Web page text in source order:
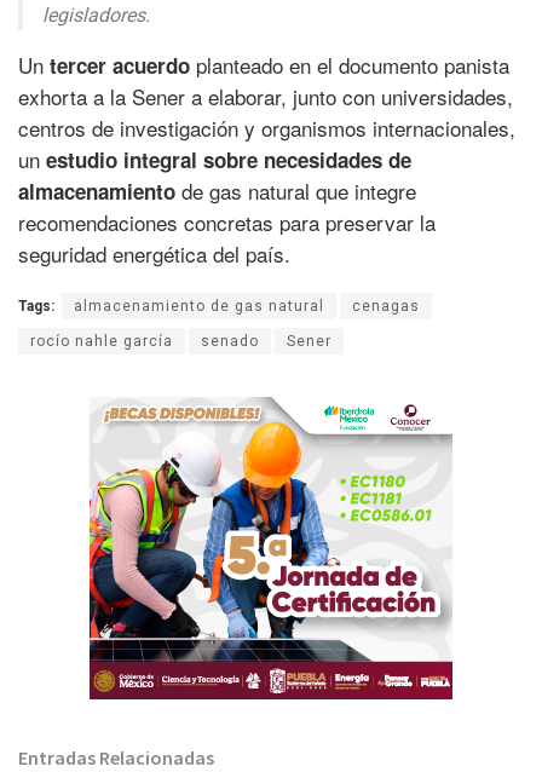
legisladores.
Un tercer acuerdo planteado en el documento panista
exhorta a la Sener a elaborar, junto con universidades,
centros de investigación y organismos internacionales,
un estudio integral sobre necesidades de
almacenamiento de gas natural que integre
recomendaciones concretas para preservar la
seguridad energética del país.
Tags: almacenamiento de gas natural cenagas
rocío nahle garcía senado Sener
Entradas Relacionadas